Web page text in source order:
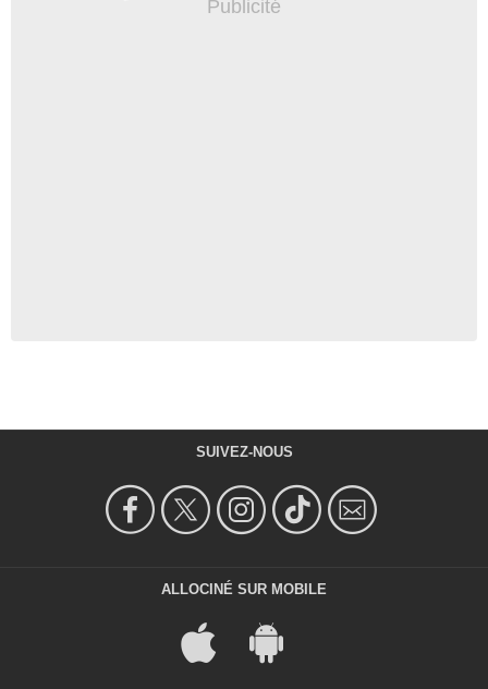
SUIVEZ-NOUS
ALLOCINÉ SUR MOBILE